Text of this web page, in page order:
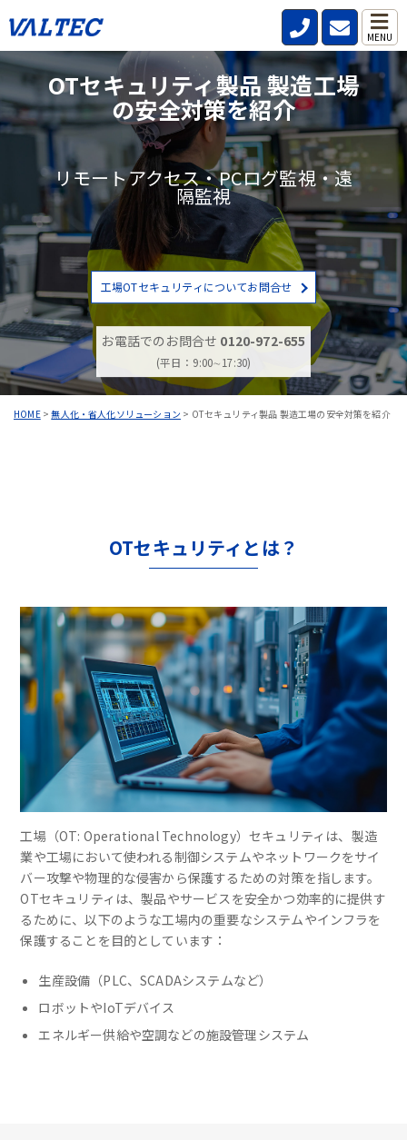
MENU
HOME>無人化・省人化ソリューション > OTセキュリティ製品 製造工場の安全対策を紹介
OTセキュリティ製品 製造工場
の安全対策を紹介
リモートアクセス・PCログ監視・遠
隔監視
工場OTセキュリティについてお問合せ
お電話でのお問合せ 0120-972-655
(平日：9:00∼17:30)
OTセキュリティとは？
工場（OT: Operational Technology）セキュリティは、製造
業や工場において使われる制御システムやネットワークをサイ
バー攻撃や物理的な侵害から保護するための対策を指します。
OTセキュリティは、製品やサービスを安全かつ効率的に提供す
るために、以下のような工場内の重要なシステムやインフラを
保護することを目的としています：
生産設備（PLC、SCADAシステムなど）
ロボットやIoTデバイス
エネルギー供給や空調などの施設管理システム